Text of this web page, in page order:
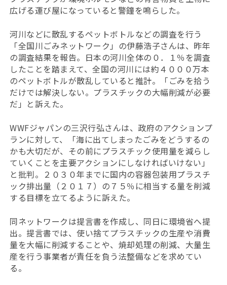
広げる運び屋になっていると警鐘を鳴らした。
河川などに散乱するペットボトルなどの調査を行う
「全国川ごみネットワーク」の伊藤浩子さんは、昨年
の調査結果を報告。日本の河川全体の０．１％を調査
したことを踏まえて、全国の河川には約４０００万本
のペットボトルが散乱していると推計。「ごみを拾う
だけでは解決しない。プラスチックの大幅削減が必要
だ」と訴えた。
WWFジャパンの三沢行弘さんは、政府のアクションプ
ランに対して、「海に出てしまったごみをどうするの
かも大切だが、その前にプラスチック使用量を減らし
ていくことを主要アクションにしなければいけない」
と批判。２０３０年までに国内の容器包装用プラスチ
ック排出量（２０１７）の７５％に相当する量を削減
する目標を立てるように訴えた。
同ネットワークは提言書を作成し、同日に環境省へ提
出。提言書では、使い捨てプラスチックの生産や消費
量を大幅に削減することや、焼却処理の削減、大量生
産を行う事業者が責任を負う法整備などを求めてい
る。